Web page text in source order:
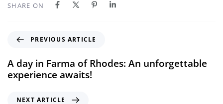
SHARE ON
PREVIOUS ARTICLE
A day in Farma of Rhodes: An unforgettable
experience awaits!
NEXT ARTICLE